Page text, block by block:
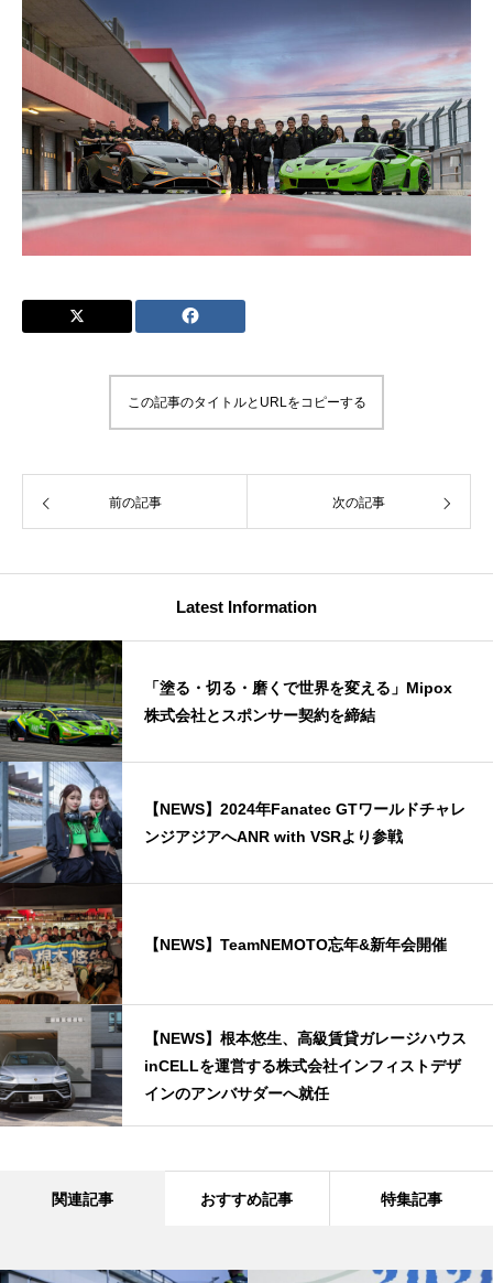
この記事のタイトルとURLをコピーする
前の記事 次の記事
Latest Information
「塗る・切る・磨くで世界を変える」Mipox
株式会社とスポンサー契約を締結
【NEWS】2024年Fanatec GTワールドチャレ
ンジアジアへANR with VSRより参戦
【NEWS】TeamNEMOTO忘年&新年会開催
【NEWS】根本悠生、高級賃貸ガレージハウス
inCELLを運営する株式会社インフィストデザ
インのアンバサダーへ就任
関連記事 おすすめ記事 特集記事